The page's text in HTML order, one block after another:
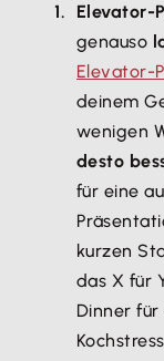
Elevator-
genauso
Elevator-
deinem
wenigen
desto
für eine
kurzen
das X für
Dinner